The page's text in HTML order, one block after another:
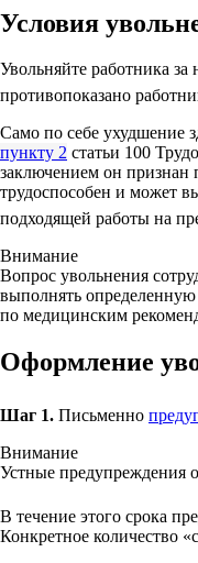
Условия
Увольняйте работника
противопоказано
Само по себе ухудшение
пункту 2 статьи 100
заключением он признан
трудоспособен и может
подходящей работы на
Внимание
Вопрос увольнения
выполнять определенную
по медицинским
Оформление
Шаг 1. Письменно
Внимание
Устные предупреждения
В течение этого срока
Конкретное количество